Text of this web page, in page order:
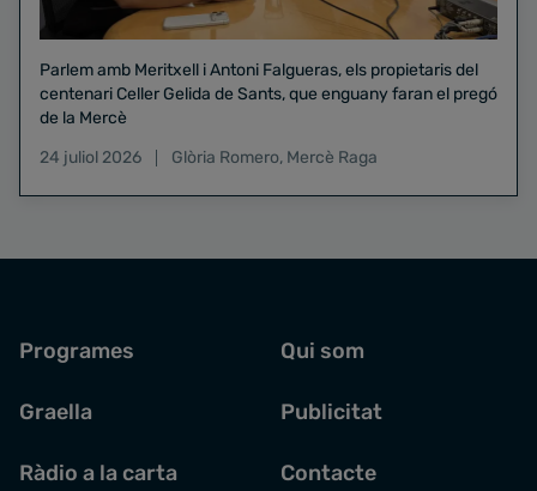
Parlem amb Meritxell i Antoni Falgueras, els propietaris del
centenari Celler Gelida de Sants, que enguany faran el pregó
de la Mercè
24 juliol 2026
Glòria Romero, Mercè Raga
Programes
Graella
Ràdio a la carta
Qui som
Publicitat
Contacte